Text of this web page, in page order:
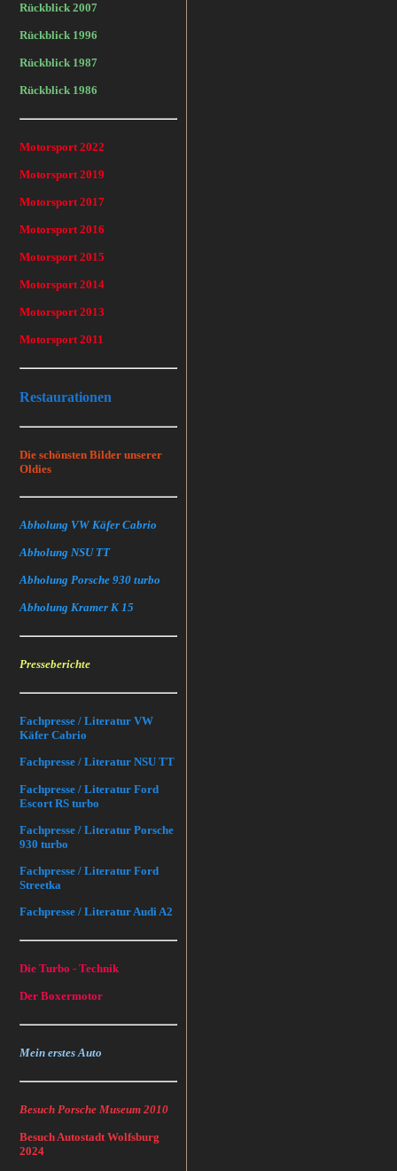
Rückblick 2007
Rückblick 1996
Rückblick 1987
Rückblick 1986
Motorsport 2022
Motorsport 2019
Motorsport 2017
Motorsport 2016
Motorsport 2015
Motorsport 2014
Motorsport 2013
Motorsport 2011
Restaurationen
Die schönsten Bilder unserer
Oldies
Abholung VW Käfer Cabrio
Abholung NSU TT
Abholung Porsche 930 turbo
Abholung Kramer K 15
Presseberichte
Fachpresse / Literatur VW
Käfer Cabrio
Fachpresse / Literatur NSU TT
Fachpresse / Literatur Ford
Escort RS turbo
Fachpresse / Literatur Porsche
930 turbo
Fachpresse / Literatur Ford
Streetka
Fachpresse / Literatur Audi A2
Die Turbo - Technik
Der Boxermotor
Mein erstes Auto
Besuch Porsche Museum 2010
Besuch Autostadt Wolfsburg
2024